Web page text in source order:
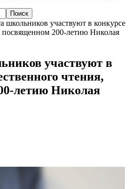
школьников участвуют в конкурсе
посвященном 200-летию Николая
участвуют в
чтения,
летию Николая